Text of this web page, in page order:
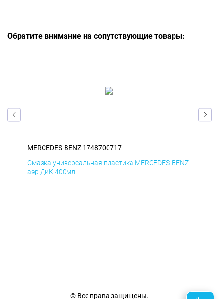
Обратите внимание на сопутствующие товары:
MERCEDES-BENZ 1748700717
Смазка универсальная пластика MERCEDES-BENZ
аэр ДиК 400мл
© Все права защищены.